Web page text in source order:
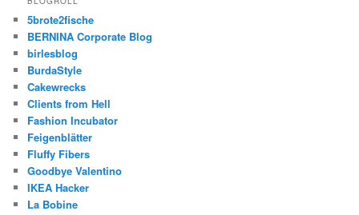
5brote2fische
BERNINA Corporate Blog
birlesblog
BurdaStyle
Cakewrecks
Clients from Hell
Fashion Incubator
Feigenblätter
Fluffy Fibers
Goodbye Valentino
IKEA Hacker
La Bobine